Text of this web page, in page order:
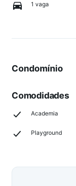
1 vaga
Condomínio
Comodidades
Academia
Playground